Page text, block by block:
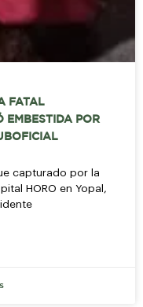
FATAL
EMBESTIDA POR
capturado por la
HORO en Yopal,